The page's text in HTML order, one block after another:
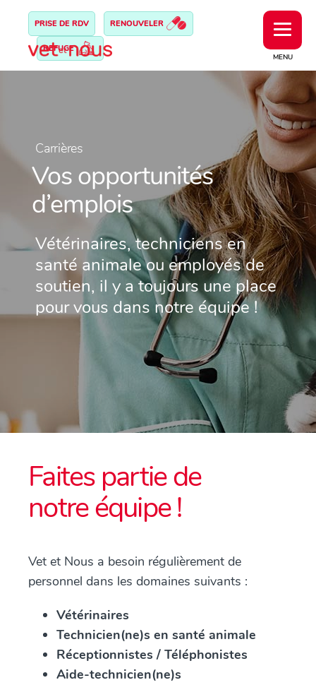
MENU
PRISE DE RDV RENOUVELER
REFUGE
Carrières
Vos opportunités
d’emplois
Vétérinaires, techniciens en
santé animale ou employés de
soutien, il y a toujours une place
pour vous dans notre équipe !
Faites partie de
notre équipe !
Vet et Nous a besoin régulièrement de
personnel dans les domaines suivants :
Vétérinaires
Technicien(ne)s en santé animale
Réceptionnistes / Téléphonistes
Aide-technicien(ne)s